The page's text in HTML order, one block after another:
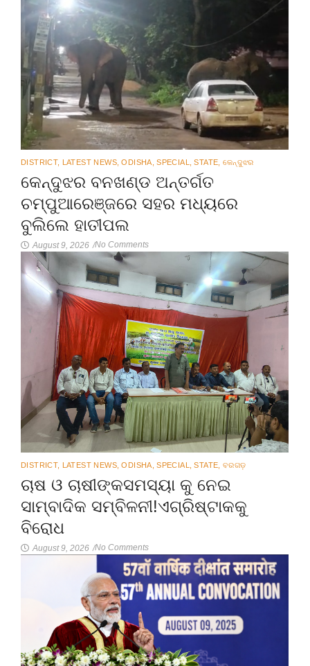
DISTRICT, LATEST NEWS ODISHA SPECIAL STATE କେନ୍ଦୁଝର
କେନ୍ଦୁଝର ବନଖଣ୍ଡ ଅନ୍ତର୍ଗତ
ଚମ୍ପୁଆରେଞ୍ଜରେ ସହର ମଧ୍ୟରେ
ବୁଲିଲେ ହାତୀପଲ
August 9, 2026 /No Comments
DISTRICT, LATEST NEWS, ODISHA, SPECIAL, STATE, ବରଗଡ଼
ଚାଷ ଓ ଚାଷୀଙ୍କସମସ୍ୟା କୁ ନେଇ
ସାମ୍ବାଦିକ ସମ୍ବିଳନୀ!ଏଗ୍ରିଷ୍ଟାକକୁ
ବିରୋଧ
August 9, 2026 /No Comments